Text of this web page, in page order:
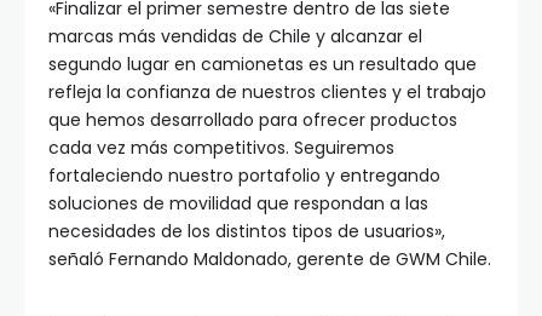
«Finalizar el primer semestre dentro de las siete
marcas más vendidas de Chile y alcanzar el
segundo lugar en camionetas es un resultado que
refleja la confianza de nuestros clientes y el trabajo
que hemos desarrollado para ofrecer productos
cada vez más competitivos. Seguiremos
fortaleciendo nuestro portafolio y entregando
soluciones de movilidad que respondan a las
necesidades de los distintos tipos de usuarios»,
señaló Fernando Maldonado, gerente de GWM Chile.